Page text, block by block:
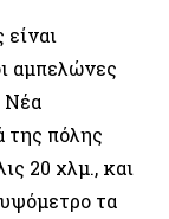
αμπελώνες
Νέα
της πόλης
20 χλμ., και
τα